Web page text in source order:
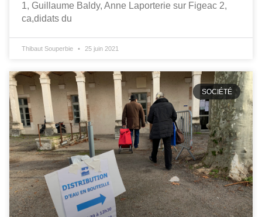
1, Guillaume Baldy, Anne Laporterie sur Figeac 2,
ca,didats du
Thibaut Souperbie 25 juin 2021
SOCIÉTÉ